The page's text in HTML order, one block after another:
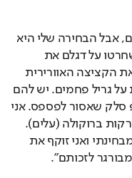
"אני יודע שזה יעקם גבה להרבה אנשים, אבל הבחירה שלי היא
"ויטרינה". המקום היה בן הראשונים שחרטו על דגלם את
לחמניית הבריוש. אני חושב שיש שם את הקציצה האוורירית
והאוממית ביותר שאכלתי. היא נצרבת על גריל פחמים. יש להם
צ'יפס מושלם עם גרידת לימון וקטשופ סלק שאסור לפספס. אני
גם מאוד אוהב שהם החליפו את כל הירקות ברוקולה (עלים).
זה ההמבורגר המתקדם הטוב ביותר מבחינתי ואני זוקף את
לזכותם".